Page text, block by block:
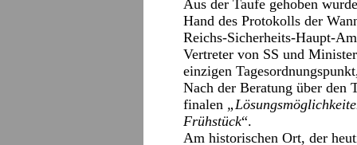
Aus der Taufe gehoben
Hand des Protokolls der
Reichs-Sicherheits-Haupt-
Vertreter von SS und
einzigen
Nach der Beratung über
finalen
Frühstück“.
Am historischen Ort, der